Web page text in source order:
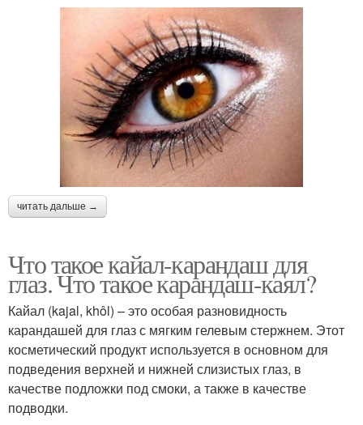
читать дальше →
Что такое кайал-карандаш для
глаз. Что такое карандаш-каял?
Кайал (kajal, khôl) – это особая разновидность
карандашей для глаз с мягким гелевым стержнем. Этот
косметический продукт используется в основном для
подведения верхней и нижней слизистых глаз, в
качестве подложки под смоки, а также в качестве
подводки.